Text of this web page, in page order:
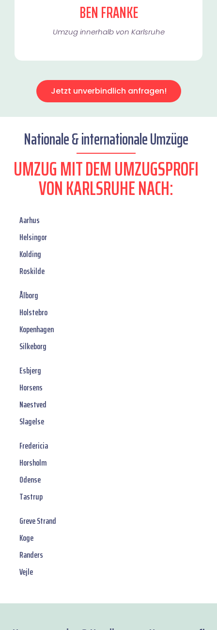
BEN FRANKE
Umzug innerhalb von Karlsruhe​
Jetzt unverbindlich anfragen!
Nationale & internationale Umzüge
UMZUG MIT DEM UMZUGSPROFI
VON KARLSRUHE NACH:
Aarhus
Helsingor
Kolding
Roskilde
Ålborg
Holstebro
Kopenhagen
Silkeborg
Esbjerg
Horsens
Naestved
Slagelse
Fredericia
Horsholm
Odense
Tastrup
Greve Strand
Koge
Randers
Vejle